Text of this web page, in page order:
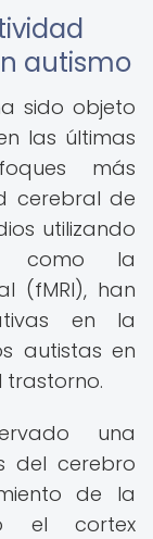
autismo
sido objeto
las últimas
más
cerebral de
utilizando
como la
(fMRI), han
en la
autistas en
trastorno.
una
del cerebro
de la
el cortex